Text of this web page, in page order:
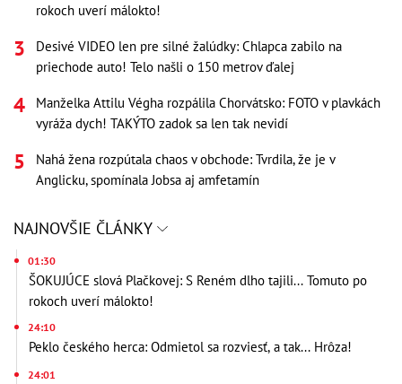
rokoch uverí málokto!
Desivé VIDEO len pre silné žalúdky: Chlapca zabilo na
priechode auto! Telo našli o 150 metrov ďalej
Manželka Attilu Végha rozpálila Chorvátsko: FOTO v plavkách
vyráža dych! TAKÝTO zadok sa len tak nevidí
Nahá žena rozpútala chaos v obchode: Tvrdila, že je v
Anglicku, spomínala Jobsa aj amfetamín
NAJNOVŠIE ČLÁNKY
01:30
ŠOKUJÚCE slová Plačkovej: S Reném dlho tajili... Tomuto po
rokoch uverí málokto!
24:10
Peklo českého herca: Odmietol sa rozviesť, a tak... Hrôza!
24:01